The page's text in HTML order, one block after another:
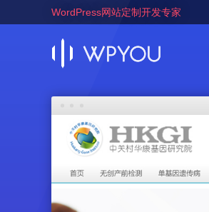
WordPress网站定制开发专家